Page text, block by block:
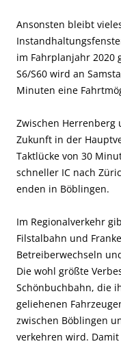
Ansonsten bleibt
im Fahrplanjahr 2020
S6/S60 wird an
Minuten eine
Zwischen
Zukunft in der
Taktlücke von 30
schneller IC nach
enden in Böblingen.
Im Regionalverkehr
Filstalbahn und
Betreiberwechseln
Die wohl größte
Schönbuchbahn, die
geliehenen
zwischen Böblingen
verkehren wird.